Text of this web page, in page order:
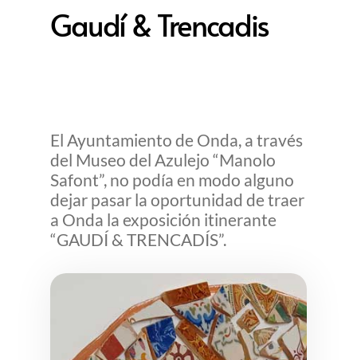
Gaudí & Trencadis
El Ayuntamiento de Onda, a través
del Museo del Azulejo “Manolo
Safont”, no podía en modo alguno
dejar pasar la oportunidad de traer
a Onda la exposición itinerante
“GAUDÍ & TRENCADÍS”.